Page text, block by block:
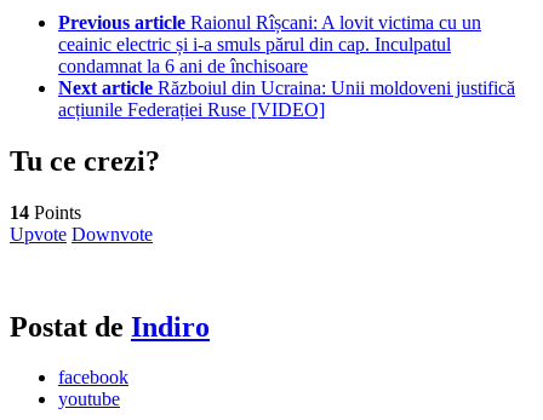
Previous article Raionul Rîșcani: A lovit victima cu un
ceainic electric și i-a smuls părul din cap. Inculpatul
condamnat la 6 ani de închisoare
Next article Războiul din Ucraina: Unii moldoveni justifică
acțiunile Federației Ruse [VIDEO]
Tu ce crezi?
14 Points
Upvote Downvote
Postat de Indiro
facebook
youtube